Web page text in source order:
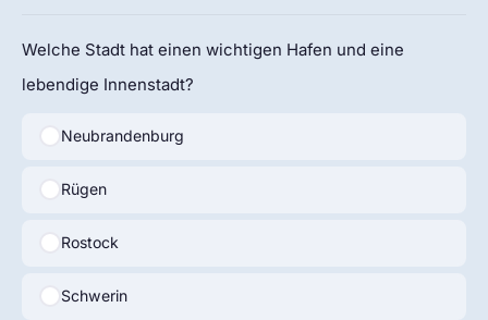
Welche Stadt hat einen wichtigen Hafen und eine
lebendige Innenstadt?
Neubrandenburg
Rügen
Rostock
Schwerin